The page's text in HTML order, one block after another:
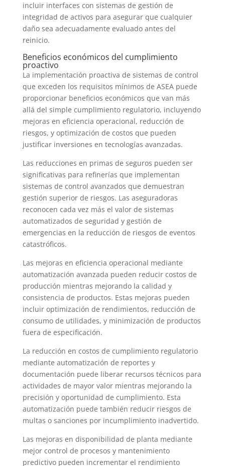
incluir interfaces con sistemas de gestión de
integridad de activos para asegurar que cualquier
daño sea adecuadamente evaluado antes del
reinicio.
Beneficios económicos del cumplimiento
proactivo
La implementación proactiva de sistemas de control
que exceden los requisitos mínimos de ASEA puede
proporcionar beneficios económicos que van más
allá del simple cumplimiento regulatorio, incluyendo
mejoras en eficiencia operacional, reducción de
riesgos, y optimización de costos que pueden
justificar inversiones en tecnologías avanzadas.
Las reducciones en primas de seguros pueden ser
significativas para refinerías que implementan
sistemas de control avanzados que demuestran
gestión superior de riesgos. Las aseguradoras
reconocen cada vez más el valor de sistemas
automatizados de seguridad y gestión de
emergencias en la reducción de riesgos de eventos
catastróficos.
Las mejoras en eficiencia operacional mediante
automatización avanzada pueden reducir costos de
producción mientras mejorando la calidad y
consistencia de productos. Estas mejoras pueden
incluir optimización de rendimientos, reducción de
consumo de utilidades, y minimización de productos
fuera de especificación.
La reducción en costos de cumplimiento regulatorio
mediante automatización de reportes y
documentación puede liberar recursos técnicos para
actividades de mayor valor mientras mejorando la
precisión y oportunidad de cumplimiento. Esta
automatización puede también reducir riesgos de
multas o sanciones por incumplimiento inadvertido.
Las mejoras en disponibilidad de planta mediante
mejor control de procesos y mantenimiento
predictivo pueden incrementar el rendimiento